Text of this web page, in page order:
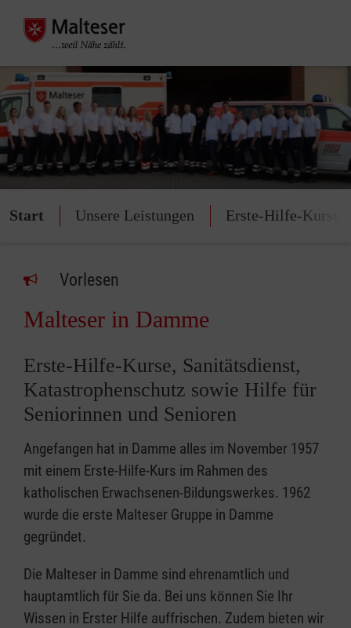
Start Unsere Leistungen Erste-Hilfe-Kurse
Vorlesen
Malteser in Damme
Erste-Hilfe-Kurse, Sanitätsdienst,
Katastrophenschutz sowie Hilfe für
Seniorinnen und Senioren
Angefangen hat in Damme alles im November 1957
mit einem Erste-Hilfe-Kurs im Rahmen des
katholischen Erwachsenen-Bildungswerkes. 1962
wurde die erste Malteser Gruppe in Damme
gegründet.
Die Malteser in Damme sind ehrenamtlich und
hauptamtlich für Sie da. Bei uns können Sie Ihr
Wissen in Erster Hilfe auffrischen. Zudem bieten wir